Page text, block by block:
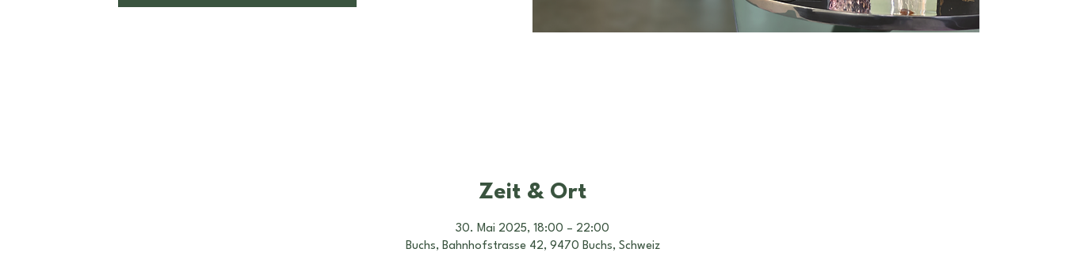
Zeit & Ort
30. Mai 2025, 18:00 – 22:00
Buchs, Bahnhofstrasse 42, 9470 Buchs, Schweiz